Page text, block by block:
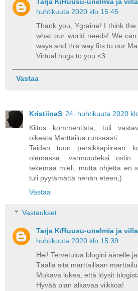
huhtikuuta 2020 klo 15.45
Thank you, Ygraine! I think
what our world needs! We
ways and this way fits to our
Virtual hugs to you <3
Vastaa
KristiinaS 24. huhtikuuta 2020
Kiitos kommentista, tuli
oikeata Marttailua runsaasti.
Taidan tuon persikkapiiraan
olemassa, varmuudeksi ostin
tekemää mieli, mutta ohjetta en
tuli pyytämättä nenän eteen;)
Vastaa
Vastaukset
Tarja K/Ruusu-unelmia ja
huhtikuuta 2020 klo 15.39
Hei! Tervetuloa blogini äärelle
Täällä sitä marttaillaan
Mukava lukea, että löysit
Hyvää pian alkavaa viikkoa!